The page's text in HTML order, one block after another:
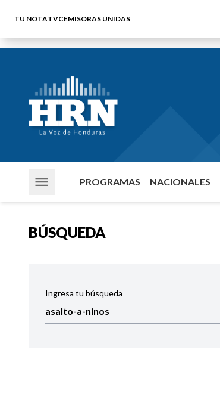
TU NOTATVCEMISORAS UNIDAS
PROGRAMAS NACIONALES
BÚSQUEDA
Ingresa tu búsqueda